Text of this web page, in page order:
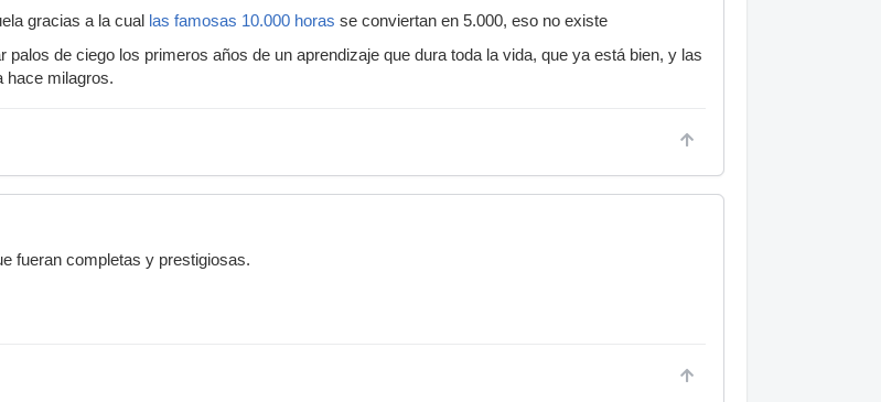
gracias a la cual
las famosas 10.000 horas se conviertan en 5.000, eso no existe
palos de ciego los primeros años de un aprendizaje que dura toda la vida, que ya está bien, y las
hace milagros.
fueran completas y prestigiosas.